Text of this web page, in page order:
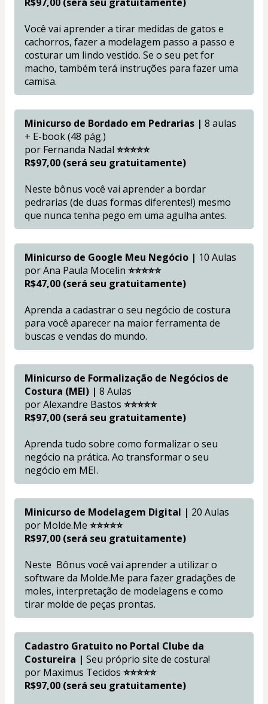
Você vai aprender a tirar medidas de gatos e
cachorros, fazer a modelagem passo a passo e
costurar um lindo vestido. Se o seu pet for
macho, também terá instruções para fazer uma
camisa.
Minicurso de Bordado em Pedrarias | 8 aulas
+ E-book (48 pág.)
por Fernanda Nadal ⭐⭐⭐⭐⭐
R$97,00 (será seu gratuitamente)
Neste bônus você vai aprender a bordar
pedrarias (de duas formas diferentes!) mesmo
que nunca tenha pego em uma agulha antes.
Minicurso de Google Meu Negócio | 10 Aulas
por Ana Paula Mocelin ⭐⭐⭐⭐⭐
R$47,00 (será seu gratuitamente)
Aprenda a cadastrar o seu negócio de costura
para você aparecer na maior ferramenta de
buscas e vendas do mundo.
Minicurso de Formalização de Negócios de
Costura (MEI) | 8 Aulas
por Alexandre Bastos ⭐⭐⭐⭐⭐
R$97,00 (será seu gratuitamente)
Aprenda tudo sobre como formalizar o seu
negócio na prática. Ao transformar o seu
negócio em MEI.
Minicurso de Modelagem Digital | 20 Aulas
por Molde.Me ⭐⭐⭐⭐⭐
R$97,00 (será seu gratuitamente)
Neste  Bônus você vai aprender a utilizar o
software da Molde.Me para fazer gradações de
moles, interpretação de modelagens e como
tirar molde de peças prontas.
Cadastro Gratuito no Portal Clube da
Costureira | Seu próprio site de costura!
por Maximus Tecidos ⭐⭐⭐⭐⭐
R$97,00 (será seu gratuitamente)